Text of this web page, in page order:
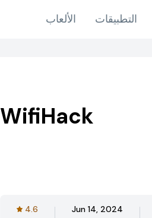
الألعاب التطبيقات
WifiHack
4.6 Jun 14, 2024